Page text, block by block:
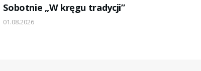
Sobotnie „W kręgu tradycji”
01.08.2026